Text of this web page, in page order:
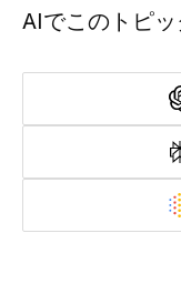
AIでこのトピ